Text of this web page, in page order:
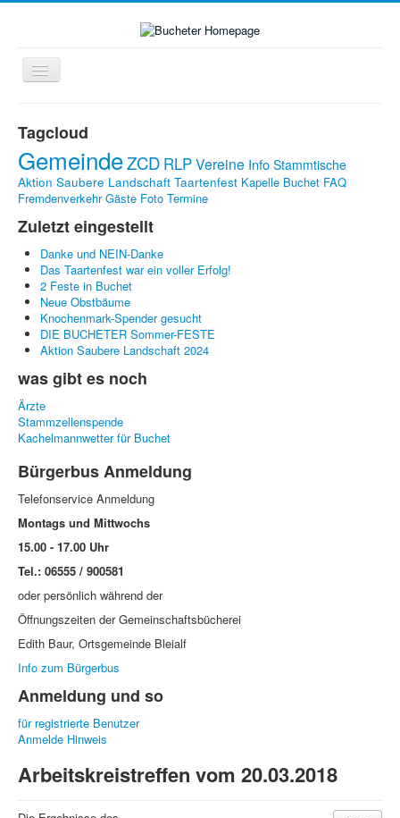
Navigation
an/aus
Zukunft-Check-Dorf
Dorfleben
LINKS
Kontakte
Impressum
Bildergalerie
Tagcloud
GemeindeZCD RLPVereine Info Stammtische
Aktion Saubere Landschaft Taartenfest Kapelle Buchet FAQ
Fremdenverkehr Gäste Foto Termine
Zuletzt eingestellt
Danke und NEIN-Danke
Das Taartenfest war ein voller Erfolg!
2 Feste in Buchet
Neue Obstbäume
Knochenmark-Spender gesucht
DIE BUCHETER Sommer-FESTE
Aktion Saubere Landschaft 2024
was gibt es noch
Ärzte
Stammzellenspende
Kachelmannwetter für Buchet
Bürgerbus Anmeldung
Telefonservice Anmeldung
Montags und Mittwochs
15.00 - 17.00 Uhr
Tel.: 06555 / 900581
oder persönlich während der
Öffnungszeiten der Gemeinschaftsbücherei
Edith Baur, Ortsgemeinde Bleialf
Info zum Bürgerbus
Anmeldung und so
für registrierte Benutzer
Anmelde Hinweis
Arbeitskreistreffen vom 20.03.2018